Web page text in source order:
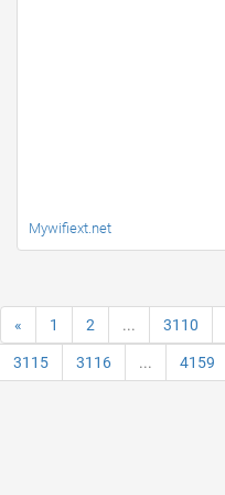
Mywifiext.net
« 1 2 ... 3110
3115 3116 ... 4159